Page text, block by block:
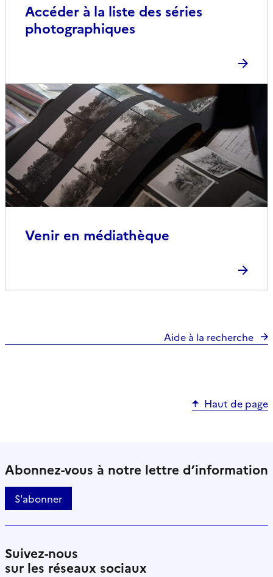
Accéder à la liste des séries
photographiques
Venir en médiathèque
Aide à la recherche
Haut de page
Abonnez-vous à notre lettre d’information
S'abonner
Suivez-nous
sur les réseaux sociaux